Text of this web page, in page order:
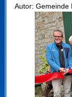
Autor: Gemeinde